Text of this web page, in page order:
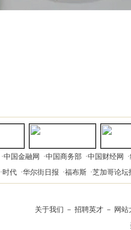
·中国金融网 ·中国商务部 ·中国财经网 ·
·时代 ·华尔街日报 ·福布斯 ·芝加哥论坛
关于我们 － 招聘英才 － 网站